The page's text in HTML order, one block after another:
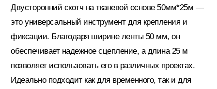
Металлопрокат
Пены; Герметики; Клей
Двусторонний скотч на тканевой основе 50мм*25м —
это универсальный инструмент для крепления и
фиксации. Благодаря ширине ленты 50 мм, он
обеспечивает надежное сцепление, а длина 25 м
позволяет использовать его в различных проектах.
Идеально подходит как для временного, так и для